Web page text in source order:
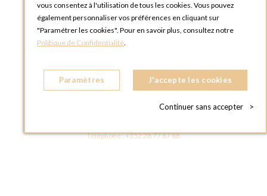
OPTIONS LUXEMBOURG
13 rue Paul Rischard
5324 Contern
LUXEMBOURG
BOUTIQUE OPTIONS LUXEMBOURG
L - 1842 HOWALD LUXEMBOURG
Téléphone :+352 28 77 87 88
vous consentez à l'utilisation de tous les cookies. Vous pouvez
également personnaliser vos préférences en cliquant sur
"Paramétrer les cookies". Pour en savoir plus, consultez notre
Politique de Confidentialité.
Paramètres J'accepte les cookies
Continuer sans accepter >